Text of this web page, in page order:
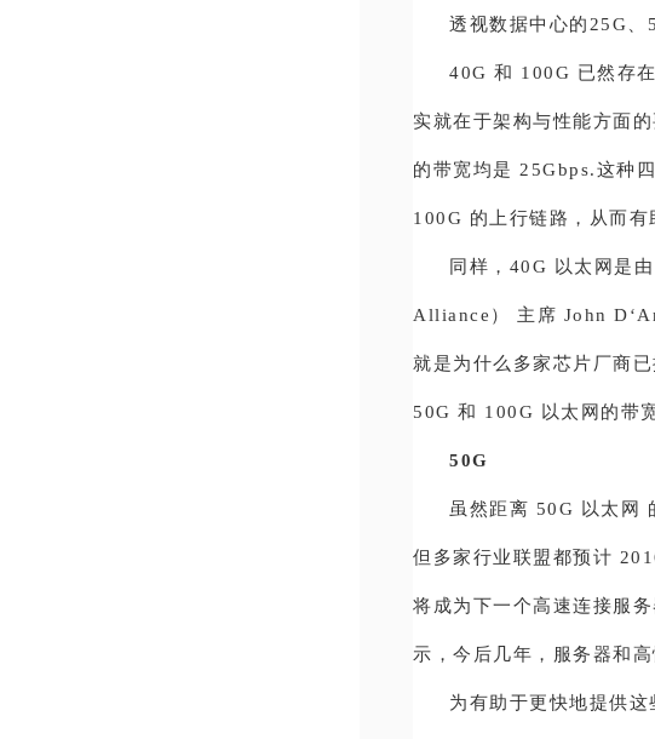
透视数据中心的25G、
40G 和 100G 已然存
实就在于架构与性能方面
的带宽均是 25Gbps.这种
100G 的上行链路，从而有
同样，40G 以太网是
Alliance） 主席 John
就是为什么多家芯片厂商
50G 和 100G 以太网的带
50G
虽然距离 50G 以太网
但多家行业联盟都预计
将成为下一个高速连接服
示，今后几年，服务器和
为有助于更快地提供